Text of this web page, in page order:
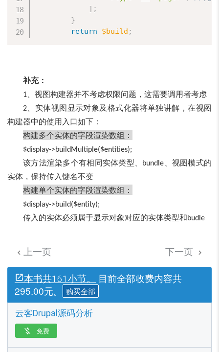
] ;
}
return
$build ;
补充：
1、视图构建器并不考虑权限问题，这需要调用者考虑
2、实体视图显示对象及格式化器将单独讲解，在视图
构建器中的使用入口如下：
构建多个实体的字段渲染数组：
$display->buildMultiple($entities);
该方法渲染多个有相同实体类型、 bundle、视图模式的
实体，保持传入键名不变
构建单个实体的字段渲染数组：
$display->build($entity);
传入的实体必须属于显示对象对应的实体类型和budle
 上一页 下一页 
本书共161小节。
目前全部收费内容共
295.00元。
购买全部
云客Drupal源码分析
 免费